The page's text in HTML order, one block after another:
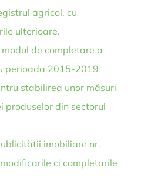
agricol, cu
ulterioare.
de completare a
perioada 2015-2019
stabilirea unor măsuri
produselor din sectorul
imobiliare nr.
ci completarile